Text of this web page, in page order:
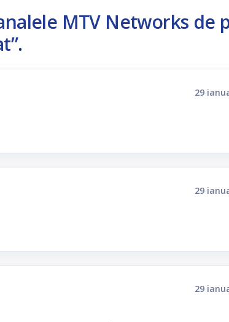
MTV Networks de
.
29
29
29